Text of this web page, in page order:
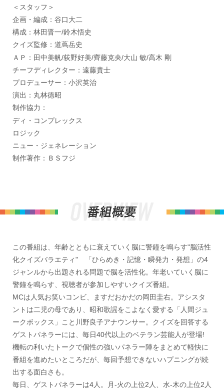
＜スタッフ＞
企画・編成：谷口大二
構成：林田晋一/鈴木悟史
クイズ監修：道蔦岳史
ＡＰ：田中美帆/荻野好美/齊藤克央/大山 敏/高木 剛
チーフディレクター：遠藤貴士
プロデューサー：小沢英治
演出：丸林徳昭
制作協力：
ディ・コンプレックス
ロジック
ニュー・ジェネレーション
制作著作：ＢＳフジ
この番組は、年齢とともに衰えていく脳に警鐘を鳴らす"脳活性
化クイズバラエティ" 「ひらめき・記憶・瞬発力・発想」の4
ジャンルから出題される問題で脳を活性化。年老いていく脳に
警鐘を鳴らす、視聴者が参加しやすいクイズ番組。
MCは人気お笑いコンビ、ますだおかだの岡田圭右。アシスタ
ントは二児の母であり、昭和歌謡をこよなく愛する「人間ジュ
ークボックス」こと川野良子アナウンサー。クイズを回答する
ゲストパネラーには、毎日40代以上のベテラン芸能人が登場!
機転の利いたトークで個性の強いパネラー陣をまとめて軽快に
番組を進めたいところだが、毎回予想できないハプニングが続
出する面白さも。
毎日、ゲストパネラーは4人。月-火の上位2人、水-木の上位2人